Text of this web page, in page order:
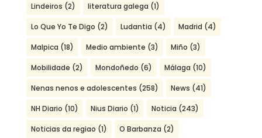
Lindeiros (2) literatura galega (1)
Lo Que Yo Te Digo (2) Ludantia (4) Madrid (4)
Malpica (18) Medio ambiente (3) Miño (3)
Mobilidade (2) Mondoñedo (6) Málaga (10)
Nenas nenos e adolescentes (258) News (41)
NH Diario (10) Nius Diario (1) Noticia (243)
Noticias da regiao (1) O Barbanza (2)